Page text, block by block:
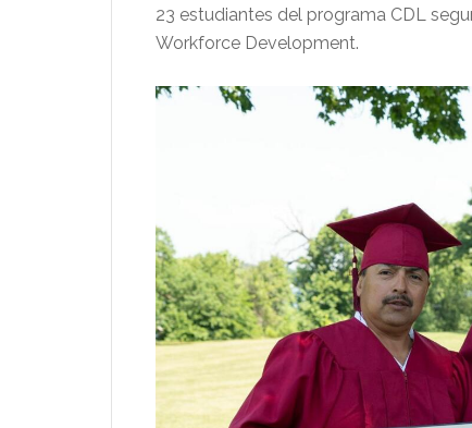
23 estudiantes del programa CDL
Workforce Development.